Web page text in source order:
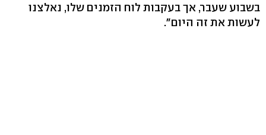
בשבוע שעבר, אך בעקבות לוח הזמנים שלו, נאלצנו
לעשות את זה היום".